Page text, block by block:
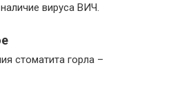
вируса ВИЧ.
стоматита горла –